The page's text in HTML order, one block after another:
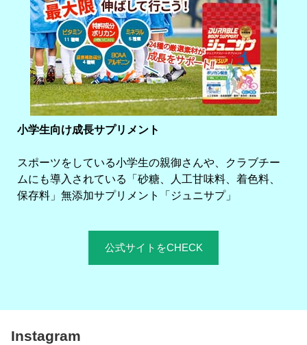
小学生向け成長サプリメント
スポーツをしている小学生の親御さんや、クラブチー
ムにも導入されている「砂糖、人工甘味料、着色料、
保存料」無添加サプリメント「ジュニサプ」
公式サイトをCHECK
Instagram